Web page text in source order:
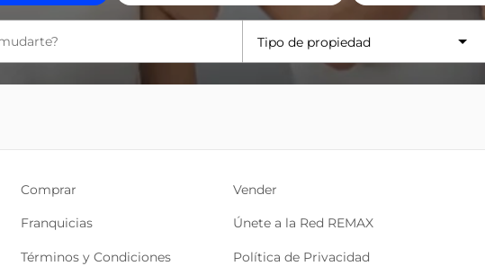
Tipo de propiedad
Comprar Vender
Franquicias Únete a la Red REMAX
Términos y Condiciones Política de Privacidad